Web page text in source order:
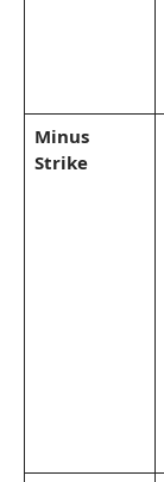
Minus
Strike